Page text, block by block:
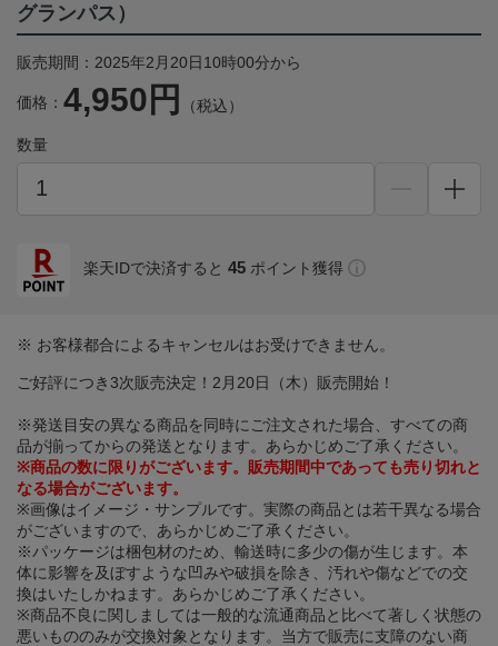
グランパス）
販売期間：2025年2月20日10時00分から
価格： 4,950円 （税込）
数量
楽天IDで決済すると 45 ポイント獲得
※ お客様都合によるキャンセルはお受けできません。
ご好評につき3次販売決定！2月20日（木）販売開始！
※発送目安の異なる商品を同時にご注文された場合、すべての商
品が揃ってからの発送となります。あらかじめご了承ください。
※商品の数に限りがございます。販売期間中であっても売り切れと
なる場合がございます。
※画像はイメージ・サンプルです。実際の商品とは若干異なる場合
がございますので、あらかじめご了承ください。
※パッケージは梱包材のため、輸送時に多少の傷が生じます。本
体に影響を及ぼすような凹みや破損を除き、汚れや傷などでの交
換はいたしかねます。あらかじめご了承ください。
※商品不良に関しましては一般的な流通商品と比べて著しく状態の
悪いもののみが交換対象となります。当方で販売に支障のない商